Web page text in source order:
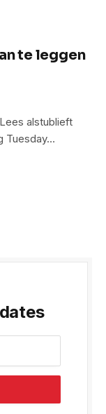
te leggen
alstublieft
Tuesday…